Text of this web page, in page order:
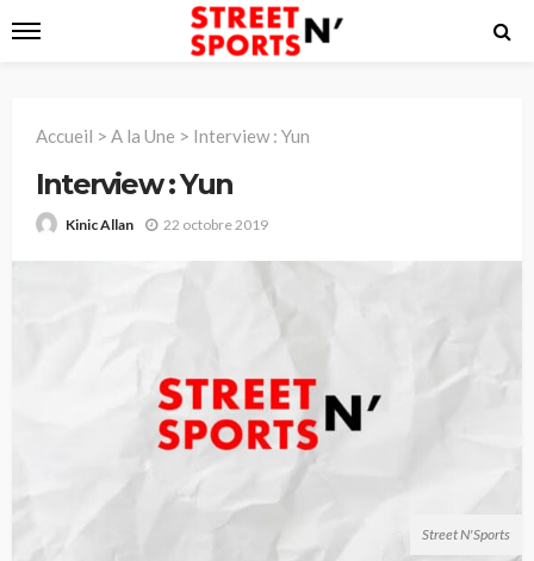
Accueil > A la Une > Interview : Yun
Interview : Yun
Kinic Allan 22 octobre 2019
Street N'Sports